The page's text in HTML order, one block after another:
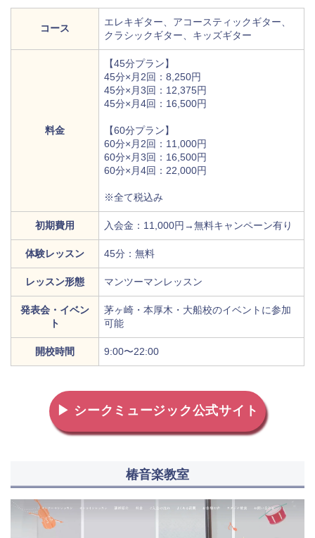
コース
エレキギター、アコースティックギター、
クラシックギター、キッズギター
料金
【45分プラン】
45分×月2回：8,250円
45分×月3回：12,375円
45分×月4回：16,500円
【60分プラン】
60分×月2回：11,000円
60分×月3回：16,500円
60分×月4回：22,000円
※全て税込み
初期費用 入会金：11,000円→無料キャンペーン有り
体験レッスン 45分：無料
レッスン形態 マンツーマンレッスン
発表会・イベン
ト
茅ヶ崎・本厚木・大船校のイベントに参加
可能
開校時間 9:00〜22:00
▶ シークミュージック公式サイト
椿音楽教室
地図から探す 比較表で探す